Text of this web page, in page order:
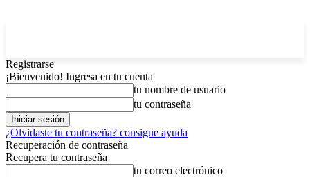
Registrarse
¡Bienvenido! Ingresa en tu cuenta
tu nombre de usuario
tu contraseña
¿Olvidaste tu contraseña? consigue ayuda
Recuperación de contraseña
Recupera tu contraseña
tu correo electrónico